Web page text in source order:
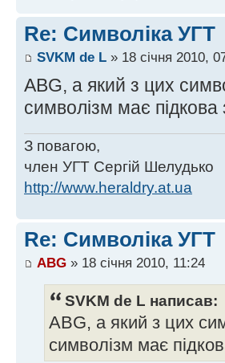
Re: Символіка УГТ
SVKM de L » 18 січня 2010,
ABG, а який з цих
символізм має підкова
З повагою,
член УГТ Сергій Шелудько
http://www.heraldry.at.ua
Re: Символіка УГТ
ABG » 18 січня 2010, 11:24
SVKM de L написав:
ABG, а який з цих
символізм має